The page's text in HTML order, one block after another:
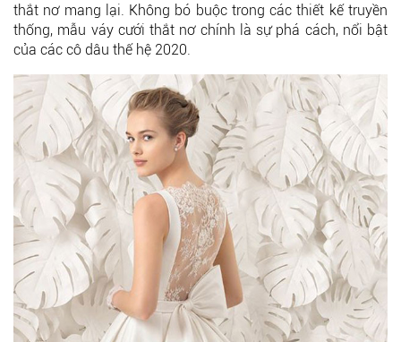
thắt nơ mang lại. Không bó buộc trong các thiết kế truyền
thống, mẫu váy cưới thắt nơ chính là sự phá cách, nổi bật
của các cô dâu thế hệ 2020.